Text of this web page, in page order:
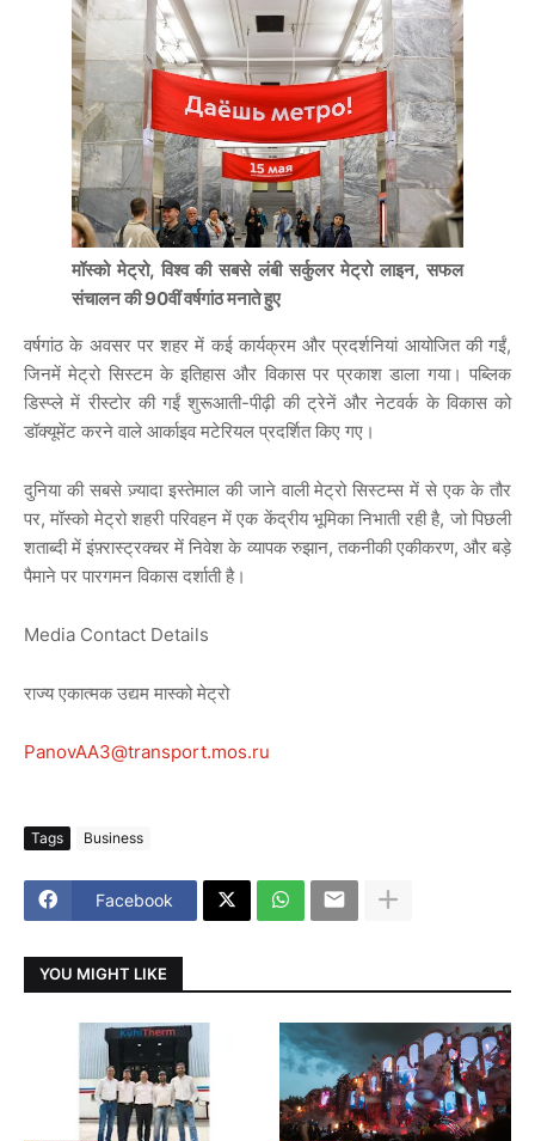
मॉस्को मेट्रो, विश्व की सबसे लंबी सर्कुलर मेट्रो लाइन, सफल
संचालन की 90वीं वर्षगांठ मनाते हुए
वर्षगांठ के अवसर पर शहर में कई कार्यक्रम और प्रदर्शनियां आयोजित की गईं,
जिनमें मेट्रो सिस्टम के इतिहास और विकास पर प्रकाश डाला गया। पब्लिक
डिस्प्ले में रीस्टोर की गईं शुरूआती-पीढ़ी की ट्रेनें और नेटवर्क के विकास को
डॉक्यूमेंट करने वाले आर्काइव मटेरियल प्रदर्शित किए गए।
दुनिया की सबसे ज़्यादा इस्तेमाल की जाने वाली मेट्रो सिस्टम्स में से एक के तौर
पर, मॉस्को मेट्रो शहरी परिवहन में एक केंद्रीय भूमिका निभाती रही है, जो पिछली
शताब्दी में इंफ़्रास्ट्रक्चर में निवेश के व्यापक रुझान, तकनीकी एकीकरण, और बड़े
पैमाने पर पारगमन विकास दर्शाती है।
Media Contact Details
राज्य एकात्मक उद्यम मास्को मेट्रो
PanovAA3@transport.mos.ru
Tags Business
Facebook
YOU MIGHT LIKE